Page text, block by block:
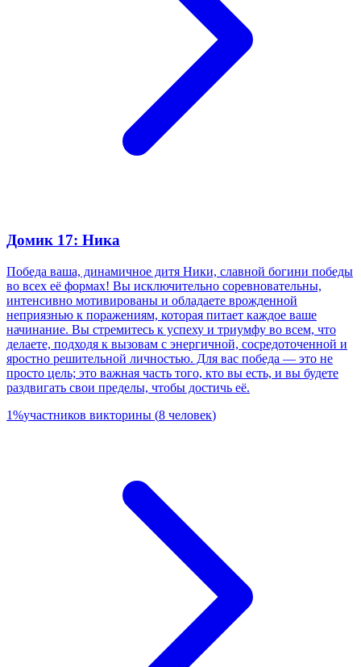
Домик 17: Ника
Победа ваша, динамичное дитя Ники, славной богини победы
во всех её формах! Вы исключительно соревновательны,
интенсивно мотивированы и обладаете врожденной
неприязнью к поражениям, которая питает каждое ваше
начинание. Вы стремитесь к успеху и триумфу во всем, что
делаете, подходя к вызовам с энергичной, сосредоточенной и
яростно решительной личностью. Для вас победа — это не
просто цель; это важная часть того, кто вы есть, и вы будете
раздвигать свои пределы, чтобы достичь её.
1%участников викторины (8 человек)